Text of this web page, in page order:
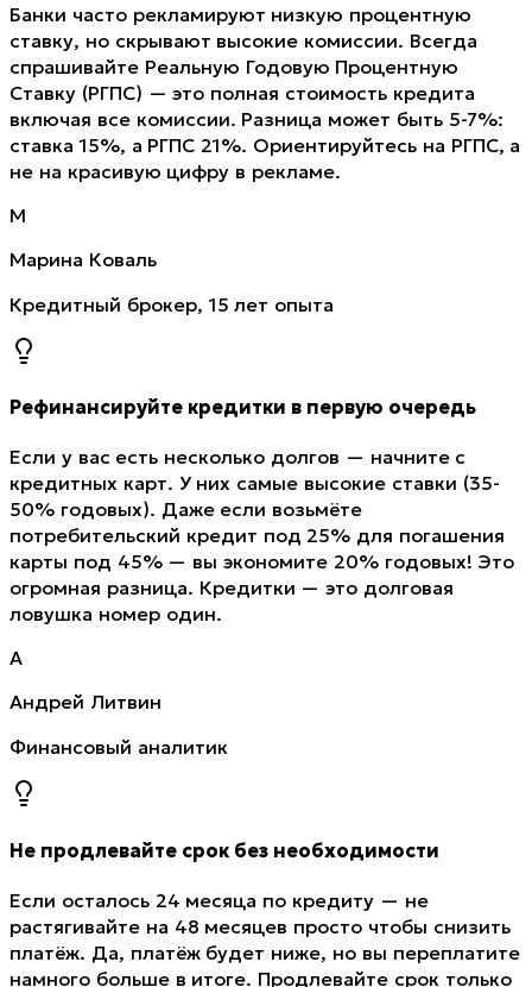
Банки часто рекламируют низкую процентную
ставку, но скрывают высокие комиссии. Всегда
спрашивайте Реальную Годовую Процентную
Ставку (РГПС) — это полная стоимость кредита
включая все комиссии. Разница может быть 5-7%:
ставка 15%, а РГПС 21%. Ориентируйтесь на РГПС, а
не на красивую цифру в рекламе.
М
Марина Коваль
Кредитный брокер, 15 лет опыта
Рефинансируйте кредитки в первую очередь
Если у вас есть несколько долгов — начните с
кредитных карт. У них самые высокие ставки (35-
50% годовых). Даже если возьмёте
потребительский кредит под 25% для погашения
карты под 45% — вы экономите 20% годовых! Это
огромная разница. Кредитки — это долговая
ловушка номер один.
А
Андрей Литвин
Финансовый аналитик
Не продлевайте срок без необходимости
Если осталось 24 месяца по кредиту — не
растягивайте на 48 месяцев просто чтобы снизить
платёж. Да, платёж будет ниже, но вы переплатите
намного больше в итоге. Продлевайте срок только